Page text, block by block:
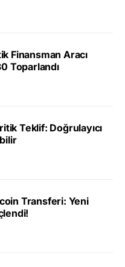
Finansman Aracı
Toparlandı
Teklif: Doğrulayıcı
Transferi: Yeni